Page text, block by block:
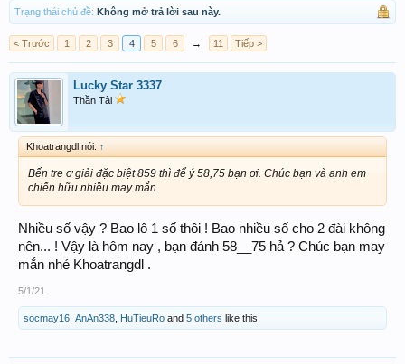
Trạng thái chủ đề: Không mở trả lời sau này.
< Trước 1 2 3 4 5 6 → 11 Tiếp >
Lucky Star 3337
Thần Tài
Khoatrangdl nói: ↑
Bến tre ơ giải đặc biệt 859 thì để ý 58,75 bạn ơi. Chúc bạn và anh em
chiến hữu nhiều may mắn
Nhiều số vậy ? Bao lô 1 số thôi ! Bao nhiều số cho 2 đài không
nên... ! Vậy là hôm nay , bạn đánh 58__75 hả ? Chúc bạn may
mắn nhé Khoatrangdl .
5/1/21
socmay16 AnAn338 HuTieuRo and 5 others like this.